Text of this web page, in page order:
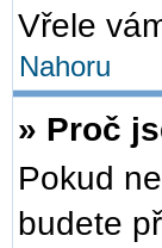
Vřele
Nahoru
» Proč
Pokud
budete